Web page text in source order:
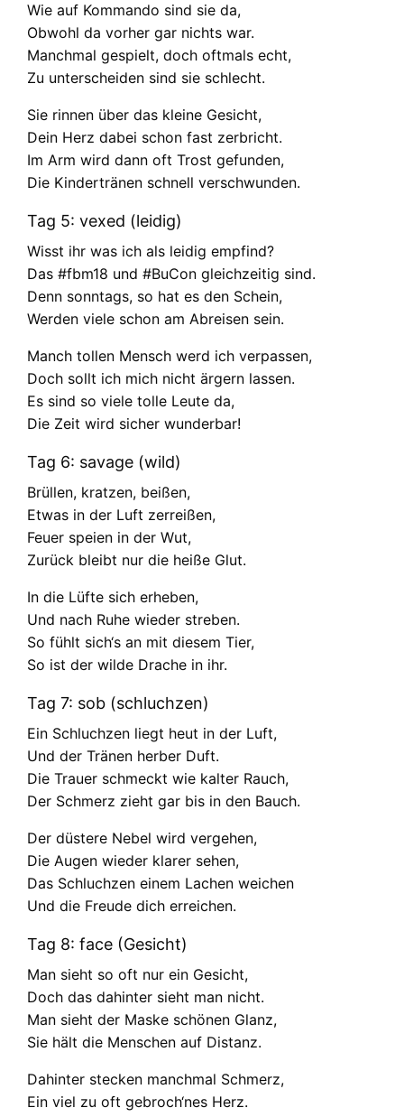
Wie auf Kommando sind sie da,
Obwohl da vorher gar nichts war.
Manchmal gespielt, doch oftmals echt,
Zu unterscheiden sind sie schlecht.
Sie rinnen über das kleine Gesicht,
Dein Herz dabei schon fast zerbricht.
Im Arm wird dann oft Trost gefunden,
Die Kindertränen schnell verschwunden.
Tag 5: vexed (leidig)
Wisst ihr was ich als leidig empfind?
Das #fbm18 und #BuCon gleichzeitig sind.
Denn sonntags, so hat es den Schein,
Werden viele schon am Abreisen sein.
Manch tollen Mensch werd ich verpassen,
Doch sollt ich mich nicht ärgern lassen.
Es sind so viele tolle Leute da,
Die Zeit wird sicher wunderbar!
Tag 6: savage (wild)
Brüllen, kratzen, beißen,
Etwas in der Luft zerreißen,
Feuer speien in der Wut,
Zurück bleibt nur die heiße Glut.
In die Lüfte sich erheben,
Und nach Ruhe wieder streben.
So fühlt sich‘s an mit diesem Tier,
So ist der wilde Drache in ihr.
Tag 7: sob (schluchzen)
Ein Schluchzen liegt heut in der Luft,
Und der Tränen herber Duft.
Die Trauer schmeckt wie kalter Rauch,
Der Schmerz zieht gar bis in den Bauch.
Der düstere Nebel wird vergehen,
Die Augen wieder klarer sehen,
Das Schluchzen einem Lachen weichen
Und die Freude dich erreichen.
Tag 8: face (Gesicht)
Man sieht so oft nur ein Gesicht,
Doch das dahinter sieht man nicht.
Man sieht der Maske schönen Glanz,
Sie hält die Menschen auf Distanz.
Dahinter stecken manchmal Schmerz,
Ein viel zu oft gebroch‘nes Herz.